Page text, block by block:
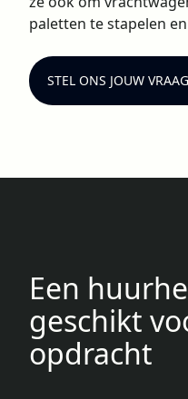
paletten te stapelen
STEL ONS JOUW VRAAG
Een
geschikt
opdracht